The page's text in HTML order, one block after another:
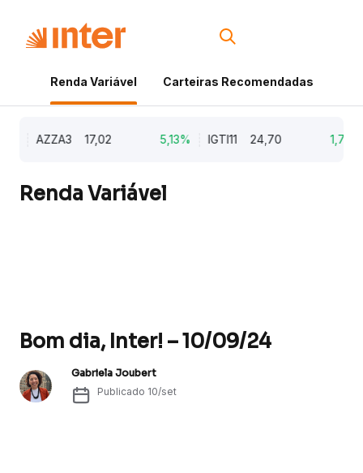
Renda Variável Carteiras Recomendadas
AZZA3 17,02 5,13% IGTI11 24,70 1,77%
Renda Variável
Bom dia, Inter! – 10/09/24
Gabriela Joubert
Publicado 10/set